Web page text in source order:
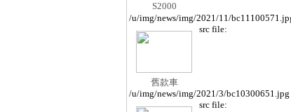
S2000
/u/img/news/img/2021/11/
舊款車
src file:
/u/img/news/img/2021/3/
src file: